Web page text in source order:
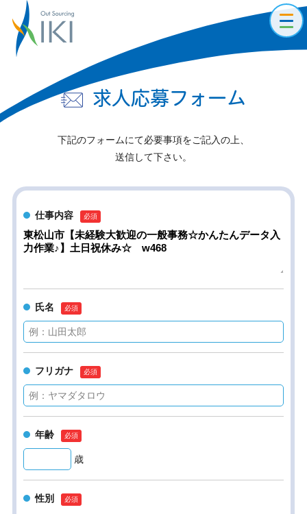
求人応募フォーム
下記のフォームにて必要事項をご記入の上、
送信して下さい。
仕事内容
氏名
フリガナ
年齢
歳
性別